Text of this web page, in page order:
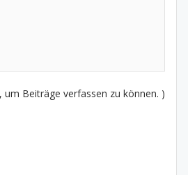
Beiträge verfassen zu können. )